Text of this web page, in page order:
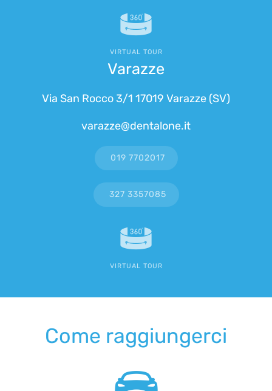
VIRTUAL TOUR
Varazze
Via San Rocco 3/1 17019 Varazze (SV)
varazze@dentalone.it
019 7702017
327 3357085
VIRTUAL TOUR
Come raggiungerci